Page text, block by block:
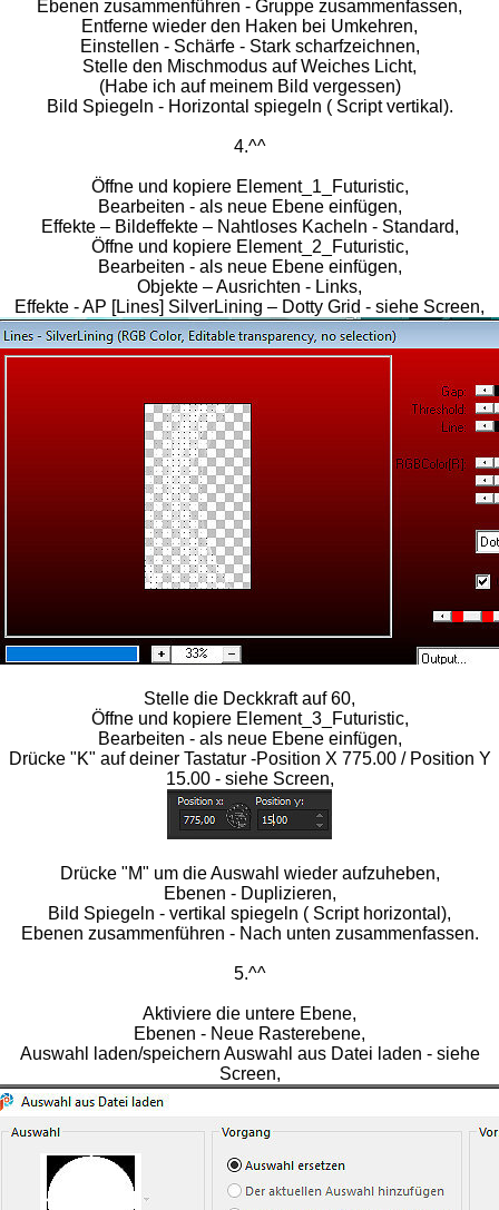
Ebenen zusammenführen - Gruppe zusammenfassen,
Entferne wieder den Haken bei Umkehren,
Einstellen - Schärfe - Stark scharfzeichnen,
Stelle den Mischmodus auf Weiches Licht,
(Habe ich auf meinem Bild vergessen)
Bild Spiegeln - Horizontal spiegeln ( Script vertikal).
4.^^
Öffne und kopiere Element_1_Futuristic,
Bearbeiten - als neue Ebene einfügen,
Effekte – Bildeffekte – Nahtloses Kacheln - Standard,
Öffne und kopiere Element_2_Futuristic,
Bearbeiten - als neue Ebene einfügen,
Objekte – Ausrichten - Links,
Effekte - AP [Lines] SilverLining – Dotty Grid - siehe Screen,
Stelle die Deckkraft auf 60,
Öffne und kopiere Element_3_Futuristic,
Bearbeiten - als neue Ebene einfügen,
Drücke "K" auf deiner Tastatur -Position X 775.00 / Position Y
15.00 - siehe Screen,
Drücke "M" um die Auswahl wieder aufzuheben,
Ebenen - Duplizieren,
Bild Spiegeln - vertikal spiegeln ( Script horizontal),
Ebenen zusammenführen - Nach unten zusammenfassen.
5.^^
Aktiviere die untere Ebene,
Ebenen - Neue Rasterebene,
Auswahl laden/speichern Auswahl aus Datei laden - siehe
Screen,